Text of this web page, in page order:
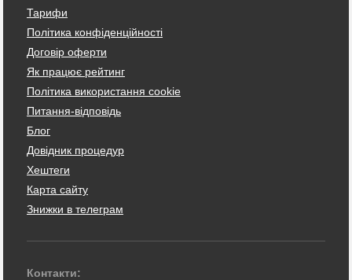
Тарифи
Політика конфіденційності
Договір оферти
Як працює рейтинг
Політика використання cookie
Питання-відповідь
Блог
Довідник процедур
Хештеги
Карта сайту
Знижки в телеграм
Контакти: